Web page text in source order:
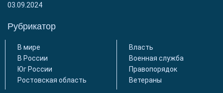
03.09.2024
Рубрикатор
В мире
В России
Юг России
Ростовская область
Власть
Военная служба
Правопорядок
Ветераны